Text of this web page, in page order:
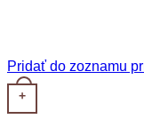
Pridať do zoznamu
+